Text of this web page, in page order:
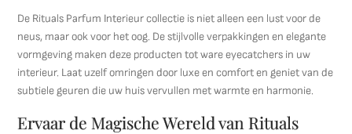
De Rituals Parfum Interieur collectie is niet alleen een lust voor de
neus, maar ook voor het oog. De stijlvolle verpakkingen en elegante
vormgeving maken deze producten tot ware eyecatchers in uw
interieur. Laat uzelf omringen door luxe en comfort en geniet van de
subtiele geuren die uw huis vervullen met warmte en harmonie.
Ervaar de Magische Wereld van Rituals